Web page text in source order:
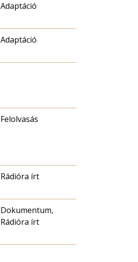
Adaptáció
Adaptáció
Felolvasás
Rádióra írt
Dokumentum,
Rádióra írt